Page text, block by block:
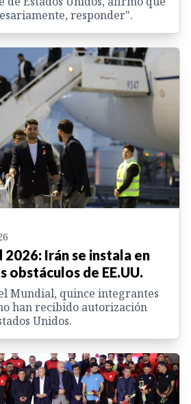
responder".
Irán se instala en
obstáculos de EE.UU.
Mundial, quince integrantes
han recibido autorización
Unidos.